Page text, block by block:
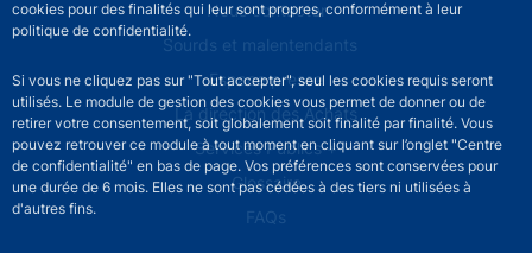
cookies pour des finalités qui leur sont propres, conformément à leur
politique de confidentialité.
Si vous ne cliquez pas sur "Tout accepter", seul les cookies requis seront
utilisés. Le module de gestion des cookies vous permet de donner ou de
retirer votre consentement, soit globalement soit finalité par finalité. Vous
pouvez retrouver ce module à tout moment en cliquant sur l’onglet "Centre
de confidentialité" en bas de page. Vos préférences sont conservées pour
une durée de 6 mois. Elles ne sont pas cédées à des tiers ni utilisées à
d'autres fins.
Footer secondary menuNous contacter
Sourds et malentendants
Espace presse
La direction des Achats
Services Publics +
Glossaire
FAQs